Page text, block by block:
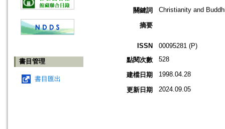
書目管理
書目匯出
關鍵詞
Christianity and
摘要
ISSN
00095281 (P)
點閱次數
528
建檔日期 1998.04.28
更新日期 2024.09.05